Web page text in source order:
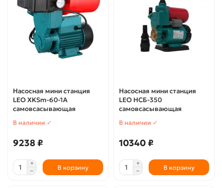
Насосная мини станция
LEO XKSm-60-1A
самовсасывающая
В наличии ✓
9238 ₽
В корзину
Насосная мини станция
LEO НСБ-350
самовсасывающая
В наличии ✓
10340 ₽
В корзину